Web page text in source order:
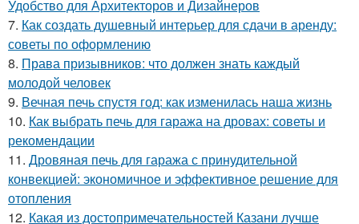
Удобство для Архитекторов и Дизайнеров
7. Как создать душевный интерьер для сдачи в аренду:
советы по оформлению
8. Права призывников: что должен знать каждый
молодой человек
9. Вечная печь спустя год: как изменилась наша жизнь
10. Как выбрать печь для гаража на дровах: советы и
рекомендации
11. Дровяная печь для гаража с принудительной
конвекцией: экономичное и эффективное решение для
отопления
12. Какая из достопримечательностей Казани лучше